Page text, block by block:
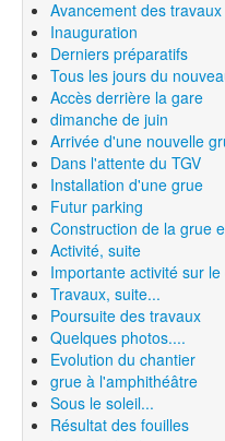
Avancement des travaux
Inauguration
Derniers préparatifs
Tous les jours du
Accès derrière la gare
dimanche de juin
Arrivée d'une nouvelle
Dans l'attente du TGV
Installation d'une grue
Futur parking
Construction de la grue
Activité, suite
Importante activité sur
Travaux, suite...
Poursuite des travaux
Quelques photos....
Evolution du chantier
grue à l'amphithéâtre
Sous le soleil...
Résultat des fouilles